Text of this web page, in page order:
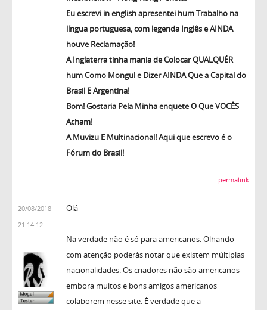
Eu escrevi in ​​english apresentei hum Trabalho na
língua portuguesa, com legenda Inglês e AINDA
houve Reclamação!
A Inglaterra tinha mania de Colocar QUALQUÉR
hum Como Mongul e Dizer AINDA Que a Capital do
Brasil E Argentina!
Bom! Gostaria Pela Minha enquete O Que VOCÊS
Acham!
A Muvizu E Multinacional! Aqui que escrevo é o
Fórum do Brasil!
permalink
20/08/2018
21:14:12
Olá
Na verdade não é só para americanos. Olhando
com atenção poderás notar que existem múltiplas
nacionalidades. Os criadores não são americanos
embora muitos e bons amigos americanos
colaborem nesse site. É verdade que a